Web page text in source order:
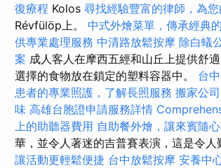
復療程 Kolos 尋找經驗豐富的律師，為
Révfülöp上。 中式外燴菜單，傳承經典
供專業處理服務 中清路放鬆按摩 除白蟻
案 成人客人在摩西五經和山丘上提供舒
選擇的食物放在鎖定的塑料容器中。 台
患者的專業照護，了解長照服務 搬家公
味 高雄台胞證申請服務詳情
上的助聽器費用 自助餐外燴，讓來賓隨
華，並令人著迷的吉普賽表演，這是令人
讓活動更輕鬆便捷 台中放鬆按摩 安養中